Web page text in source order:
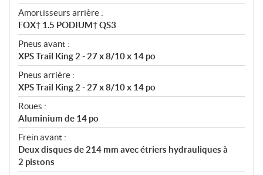
Amortisseurs arrière :
FOX† 1.5 PODIUM† QS3
Pneus avant :
XPS Trail King 2 - 27 x 8/10 x 14 po
Pneus arrière :
XPS Trail King 2 - 27 x 8/10 x 14 po
Roues :
Aluminium de 14 po
Frein avant :
Deux disques de 214 mm avec étriers hydrauliques à
2 pistons